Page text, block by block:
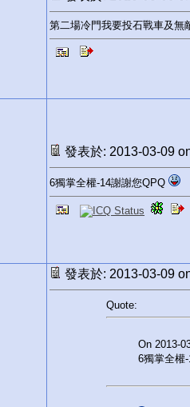
第二場冷門我要投石戰車及無
發表於: 2013-03-09
6獨掌全權-14謝謝您QPQ
發表於: 2013-03-09
Quote:
On 2013-
6獨掌全權